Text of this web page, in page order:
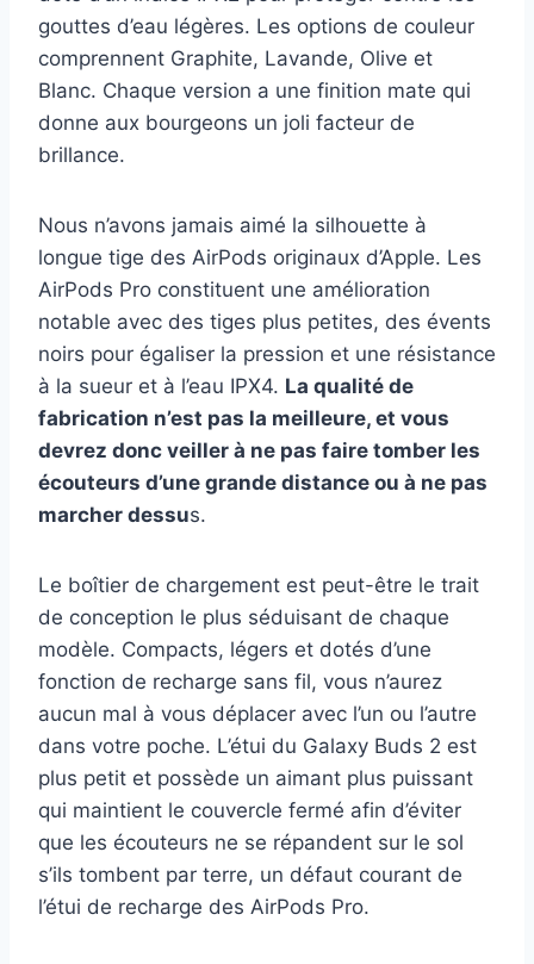
gouttes d’eau légères. Les options de couleur
comprennent Graphite, Lavande, Olive et
Blanc. Chaque version a une finition mate qui
donne aux bourgeons un joli facteur de
brillance.
Nous n’avons jamais aimé la silhouette à
longue tige des AirPods originaux d’Apple. Les
AirPods Pro constituent une amélioration
notable avec des tiges plus petites, des évents
noirs pour égaliser la pression et une résistance
à la sueur et à l’eau IPX4. La qualité de
fabrication n’est pas la meilleure, et vous
devrez donc veiller à ne pas faire tomber les
écouteurs d’une grande distance ou à ne pas
marcher dessus.
Le boîtier de chargement est peut-être le trait
de conception le plus séduisant de chaque
modèle. Compacts, légers et dotés d’une
fonction de recharge sans fil, vous n’aurez
aucun mal à vous déplacer avec l’un ou l’autre
dans votre poche. L’étui du Galaxy Buds 2 est
plus petit et possède un aimant plus puissant
qui maintient le couvercle fermé afin d’éviter
que les écouteurs ne se répandent sur le sol
s’ils tombent par terre, un défaut courant de
l’étui de recharge des AirPods Pro.